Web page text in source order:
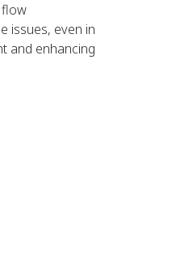
flow
issues, even in
and enhancing